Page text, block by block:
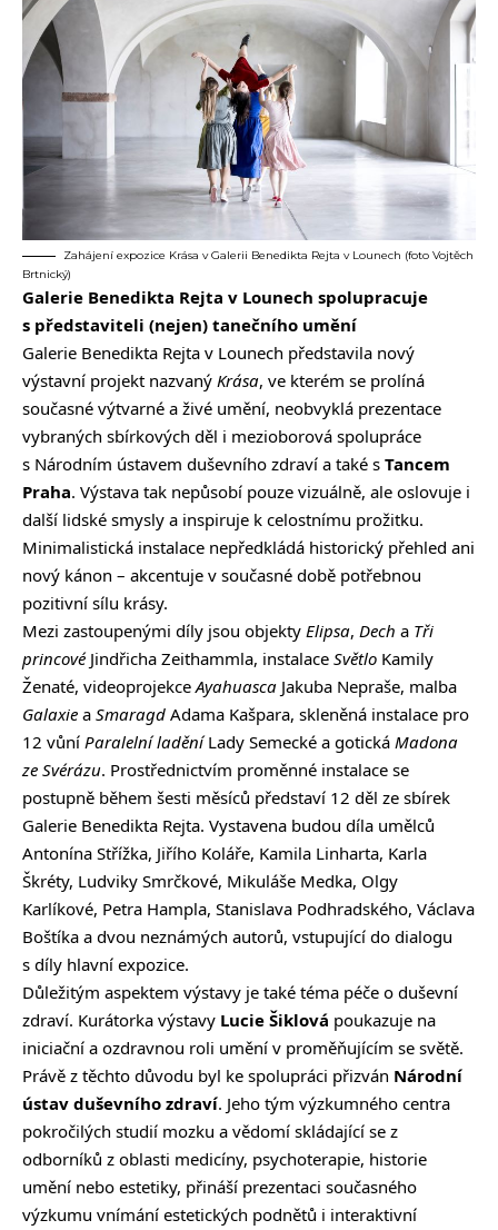
Zahájení expozice Krása v Galerii Benedikta Rejta v Lounech (foto Vojtěch
Brtnický)
Galerie Benedikta Rejta v Lounech spolupracuje
s představiteli (nejen) tanečního umění
Galerie Benedikta Rejta v Lounech představila nový
výstavní projekt nazvaný Krása, ve kterém se prolíná
současné výtvarné a živé umění, neobvyklá prezentace
vybraných sbírkových děl i mezioborová spolupráce
s Národním ústavem duševního zdraví a také s Tancem
Praha. Výstava tak nepůsobí pouze vizuálně, ale oslovuje i
další lidské smysly a inspiruje k celostnímu prožitku.
Minimalistická instalace nepředkládá historický přehled ani
nový kánon – akcentuje v současné době potřebnou
pozitivní sílu krásy.
Mezi zastoupenými díly jsou objekty Elipsa, Dech a Tři
princovéJindřicha Zeithammla, instalace Světlo Kamily
Ženaté, videoprojekceAyahuasca Jakuba Nepraše, malba
Galaxie a Smaragd Adama Kašpara, skleněná instalace pro
12 vůní Paralelní laděníLady Semecké a gotická Madona
ze Svérázu. Prostřednictvím proměnné instalace se
postupně během šesti měsíců představí 12 děl ze sbírek
Galerie Benedikta Rejta. Vystavena budou díla umělců
Antonína Střížka, Jiřího Koláře, Kamila Linharta, Karla
Škréty, Ludviky Smrčkové, Mikuláše Medka, Olgy
Karlíkové, Petra Hampla, Stanislava Podhradského, Václava
Boštíka a dvou neznámých autorů, vstupující do dialogu
s díly hlavní expozice.
Důležitým aspektem výstavy je také téma péče o duševní
zdraví. Kurátorka výstavy Lucie Šiklová poukazuje na
iniciační a ozdravnou roli umění v proměňujícím se světě.
Právě z těchto důvodu byl ke spolupráci přizván Národní
ústav duševního zdraví. Jeho tým výzkumného centra
pokročilých studií mozku a vědomí skládající se z
odborníků z oblasti medicíny, psychoterapie, historie
umění nebo estetiky, přináší prezentaci současného
výzkumu vnímání estetických podnětů i interaktivní